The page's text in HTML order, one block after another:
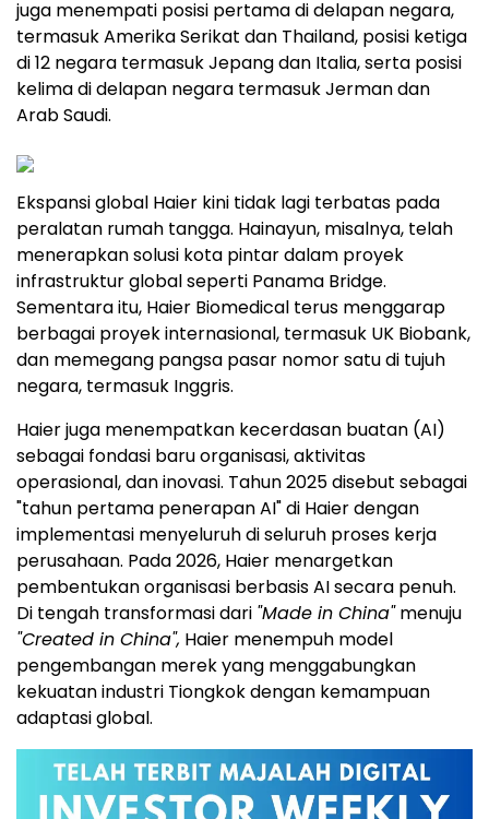
juga menempati posisi pertama di delapan negara,
termasuk Amerika Serikat dan Thailand, posisi ketiga
di 12 negara termasuk Jepang dan Italia, serta posisi
kelima di delapan negara termasuk Jerman dan
Arab Saudi.
Ekspansi global Haier kini tidak lagi terbatas pada
peralatan rumah tangga. Hainayun, misalnya, telah
menerapkan solusi kota pintar dalam proyek
infrastruktur global seperti Panama Bridge.
Sementara itu, Haier Biomedical terus menggarap
berbagai proyek internasional, termasuk UK Biobank,
dan memegang pangsa pasar nomor satu di tujuh
negara, termasuk Inggris.
Haier juga menempatkan kecerdasan buatan (AI)
sebagai fondasi baru organisasi, aktivitas
operasional, dan inovasi. Tahun 2025 disebut sebagai
"tahun pertama penerapan AI" di Haier dengan
implementasi menyeluruh di seluruh proses kerja
perusahaan. Pada 2026, Haier menargetkan
pembentukan organisasi berbasis AI secara penuh.
Di tengah transformasi dari "Made in China"menuju
"Created in China", Haier menempuh model
pengembangan merek yang menggabungkan
kekuatan industri Tiongkok dengan kemampuan
adaptasi global.